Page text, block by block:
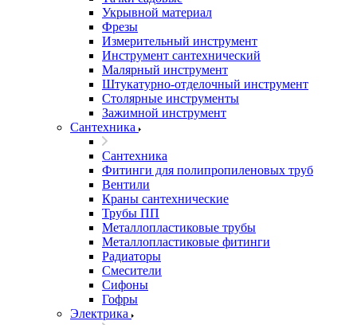
Укрывной материал
Фрезы
Измерительный инструмент
Инструмент сантехнический
Малярный инструмент
Штукатурно-отделочный инструмент
Cтолярные инструменты
Зажимной инструмент
Сантехника
Сантехника
Фитинги для полипропиленовых труб
Вентили
Краны сантехнические
Трубы ПП
Металлопластиковые трубы
Металлопластиковые фитинги
Радиаторы
Смесители
Сифоны
Гофры
Электрика